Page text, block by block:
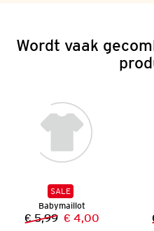
Wordt vaak
SALE
Babymaillot
Vorige prijs:
€ 5,99 Nieuwe prijs:
€ 4,00